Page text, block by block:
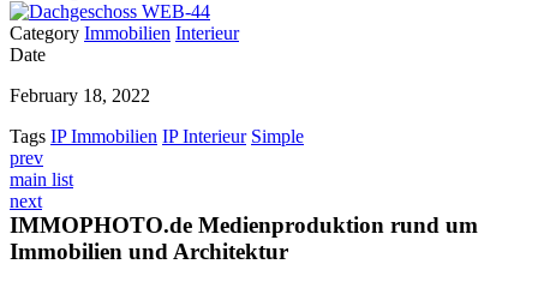
Category Immobilien Interieur
Date
February 18, 2022
Tags IP Immobilien IP Interieur Simple
prev
main list
next
IMMOPHOTO.de Medienproduktion rund um
Immobilien und Architektur